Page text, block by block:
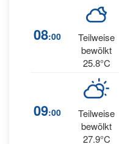
08:00
Teilweise
bewölkt
25.8°C
09:00
Teilweise
bewölkt
27.9°C